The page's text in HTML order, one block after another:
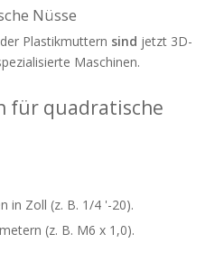
Nüsse
Plastikmuttern sind jetzt 3D-
Maschinen.
für quadratische
in Zoll (z. B. 1/4 '-20).
(z. B. M6 x 1,0).